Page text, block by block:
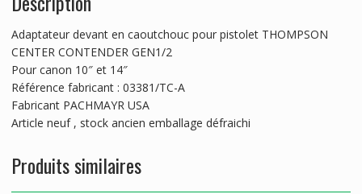
Adaptateur devant en caoutchouc pour pistolet THOMPSON
CENTER CONTENDER GEN1/2
Pour canon 10″ et 14″
Référence fabricant : 03381/TC-A
Fabricant PACHMAYR USA
Article neuf , stock ancien emballage défraichi
Produits similaires